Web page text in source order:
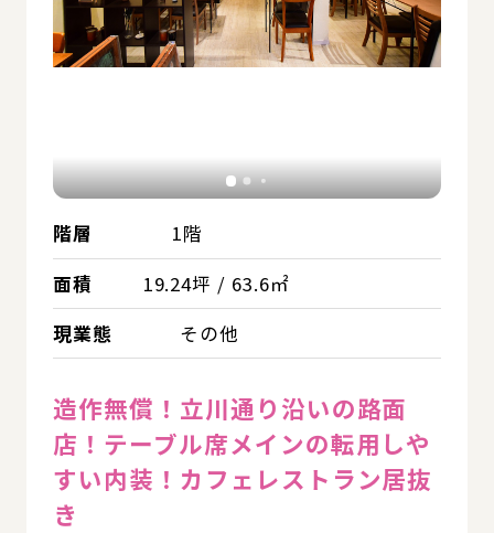
階層
1階
面積
19.24坪 / 63.6㎡
現業態
その他
造作無償！立川通り沿いの路面
店！テーブル席メインの転用しや
すい内装！カフェレストラン居抜
き